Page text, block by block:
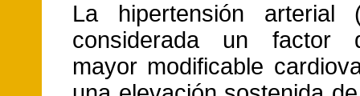
La hipertensión arterial
considerada un factor
mayor modificable